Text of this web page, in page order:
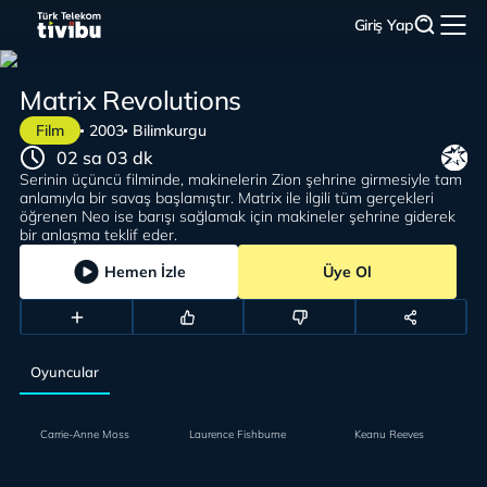
Giriş Yap
Film 2003 Bilimkurgu
Matrix Revolutions
Serinin üçüncü filminde, makinelerin Zion şehrine girmesiyle tam
anlamıyla bir savaş başlamıştır. Matrix ile ilgili tüm gerçekleri
öğrenen Neo ise barışı sağlamak için makineler şehrine giderek
bir anlaşma teklif eder.
02 sa 03 dk
Hemen İzle Üye Ol
Oyuncular
Carrie-Anne Moss Laurence Fishburne Keanu Reeves